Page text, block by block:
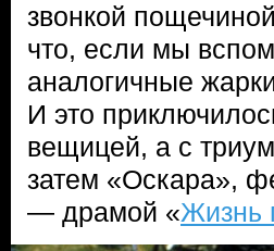
звонкой
что, если мы
аналогичные
И это
вещицей, а с
затем «Оскара»,
— драмой «Жизнь